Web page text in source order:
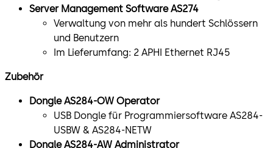
Server Management Software AS274
Verwaltung von mehr als hundert Schlössern
und Benutzern
Im Lieferumfang: 2 APHI Ethernet RJ45
Zubehör
Dongle AS284-OW Operator
USB Dongle für Programmiersoftware AS284-
USBW & AS284-NETW
Dongle AS284-AW Administrator